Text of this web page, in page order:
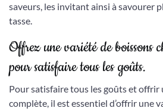
saveurs, les invitant ainsi à savourer
tasse.
Offrez une variété de boissons
pour satisfaire tous les goûts.
Pour satisfaire tous les goûts et offrir
complète, il est essentiel d’offrir une